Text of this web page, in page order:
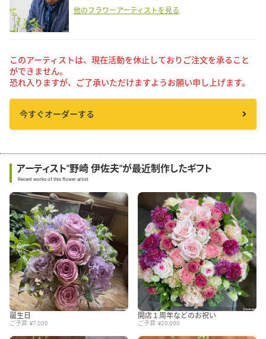
他のフラワーアーティストを見る
このアーティストは、現在活動を休止しておりご注文を承ること
ができません。
恐れ入りますが、ご了承いただけますようお願い申し上げます。
今すぐオーダーする
アーティスト"野崎 伊佐夫"が最近制作したギフト
Recent works of this flower artist
誕生日
ご予算: ¥7,000
開店１周年などのお祝い
ご予算: ¥20,000